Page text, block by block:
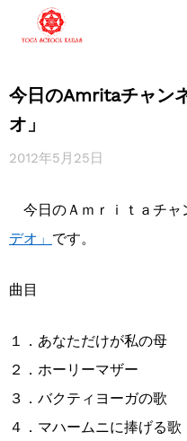
今日のAmritaチャン
オ」
2012年5月25日
今日のＡｍｒｉｔａチャ
デオ」 です。
曲目
１．あなただけが私の母
２．ホーリーマザー
３．バクティヨーガの歌
４．マハームニに捧げる歌